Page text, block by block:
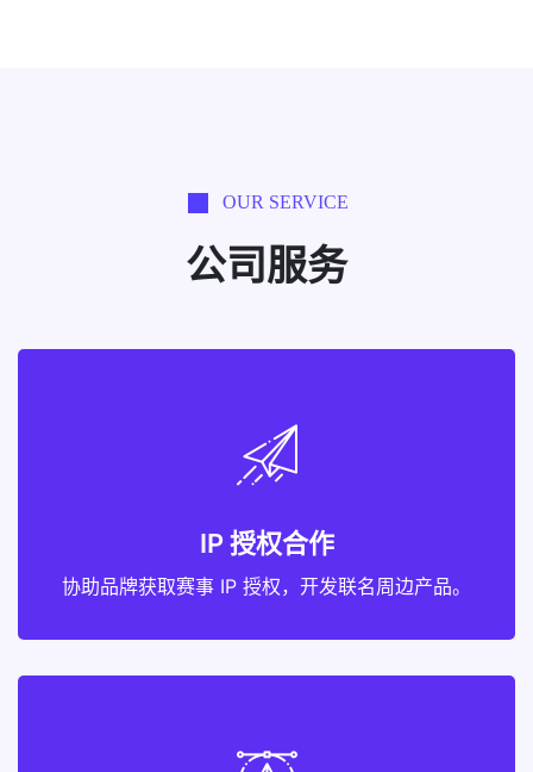
OUR SERVICE
公司服务
IP 授权合作
协助品牌获取赛事 IP 授权，开发联名周边产品。